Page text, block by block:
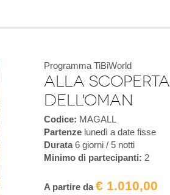
Programma TiBiWorld
Alla scoperta
dell'Oman
Codice: MAGALL
Partenze lunedì a date fisse
Durata 6 giorni / 5 notti
Minimo di partecipanti: 2
A partire da € 1.010,00